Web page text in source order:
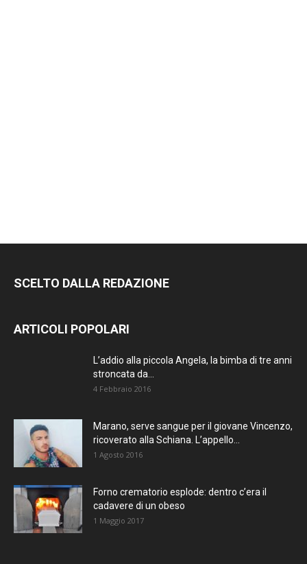
SCELTO DALLA REDAZIONE
ARTICOLI POPOLARI
L’addio alla piccola Angela, la bimba di tre anni
stroncata da...
4 Febbraio 2016
Marano, serve sangue per il giovane Vincenzo,
ricoverato alla Schiana. L’appello...
1 Agosto 2016
Forno crematorio esplode: dentro c’era il
cadavere di un obeso
1 Maggio 2017